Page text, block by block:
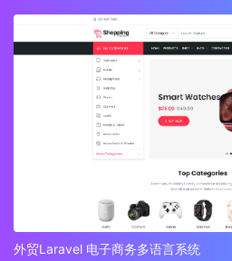
外贸Laravel 电子商务多语言系统